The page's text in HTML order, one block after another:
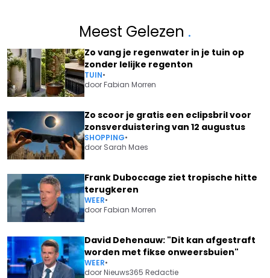
Meest Gelezen .
Zo vang je regenwater in je tuin op
zonder lelijke regenton
TUIN•
doorFabian Morren
Zo scoor je gratis een eclipsbril voor
zonsverduistering van 12 augustus
SHOPPING•
door Sarah Maes
Frank Duboccage ziet tropische hitte
terugkeren
WEER•
doorFabian Morren
David Dehenauw: "Dit kan afgestraft
worden met fikse onweersbuien"
WEER•
doorNieuws365 Redactie